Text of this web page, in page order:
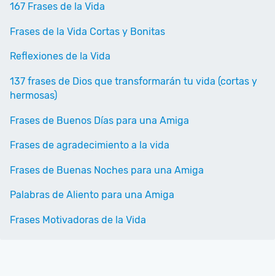
167 Frases de la Vida
Frases de la Vida Cortas y Bonitas
Reflexiones de la Vida
137 frases de Dios que transformarán tu vida (cortas y
hermosas)
Frases de Buenos Días para una Amiga
Frases de agradecimiento a la vida
Frases de Buenas Noches para una Amiga
Palabras de Aliento para una Amiga
Frases Motivadoras de la Vida